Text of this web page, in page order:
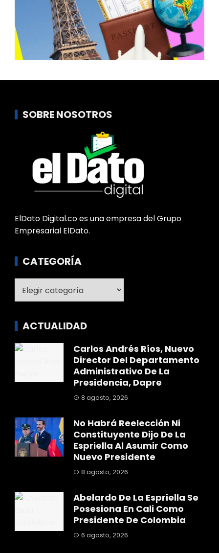
SOBRE NOSOTROS
ElDato Digital.co es una empresa del Grupo
Empresarial ElDato.
CATEGORÍA
ACTUALIDAD
Carlos Andrés Ríos, Nuevo
Director Del Departamento
Administrativo De La
Presidencia, Dapre
8 agosto, 2026
No Habrá Reelección Ni
Constituyente Dijo De La
Espriella Al Asumir Como
Nuevo Presidente
8 agosto, 2026
Abelardo De La Espriella Se
Posesiona En Cali Como
Presidente De Colombia
6 agosto, 2026